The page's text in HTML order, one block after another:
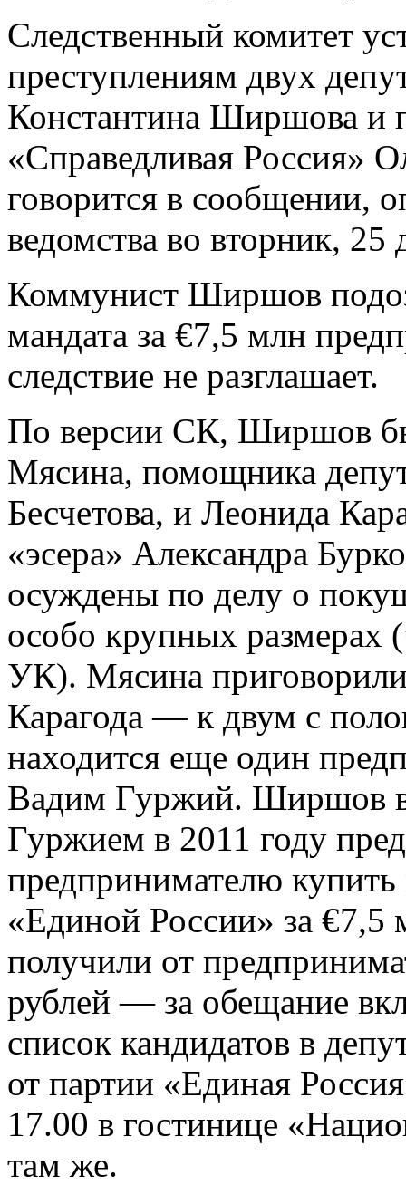
Следственный комитет
преступлениям двух
Константина Ширшова и
«Справедливая Россия»
говорится в сообщении,
ведомства во вторник, 25
Коммунист Ширшов
мандата за €7,5 млн
следствие не разглашает.
По версии СК, Ширшов
Мясина, помощника
Бесчетова, и Леонида
«эсера» Александра
осуждены по делу о
особо крупных размерах
УК). Мясина
Карагода — к двум с
находится еще один
Вадим Гуржий. Ширшов
Гуржием в 2011 году
предпринимателю купить
«Единой России» за
получили от
рублей — за обещание
список кандидатов в
от партии «Единая
17.00 в гостинице
там же.